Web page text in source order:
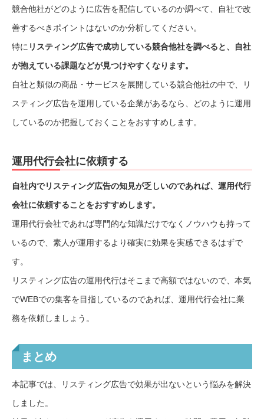
競合他社がどのように広告を配信しているのか調べて、自社で改
善するべきポイントはないのか分析してください。
特に リスティング広告で成功している競合他社を調べると、自社
が抱えている課題などが見つけやすくなります。
自社と類似の商品・サービスを展開している競合他社の中で、リ
スティング広告を運用している企業があるなら、どのように運用
しているのか把握しておくことをおすすめします。
運用代行会社に依頼する
自社内でリスティング広告の知見が乏しいのであれば、運用代行
会社に依頼することをおすすめします。
運用代行会社であれば専門的な知識だけでなくノウハウも持って
いるので、素人が運用するより確実に効果を実感できるはずで
す。
リスティング広告の運用代行はそこまで高額ではないので、本気
でWEBでの集客を目指しているのであれば、運用代行会社に業
務を依頼しましょう。
まとめ
本記事では、リスティング広告で効果が出ないという悩みを解決
しました。